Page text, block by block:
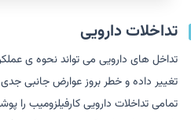
تداخلات دارویی
تداخل های دارویی می تواند نحوه ی
تغییر داده و خطر بروز عوارض جانبی
تمامی تداخلات دارویی کارفیلزومیب را